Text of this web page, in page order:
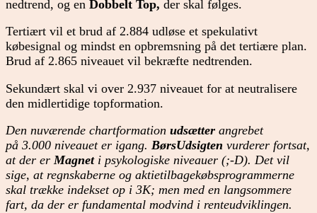
nedtrend, og en Dobbelt Top, der skal følges.
Tertiært vil et brud af 2.884 udløse et spekulativt
købesignal og mindst en opbremsning på det tertiære plan.
Brud af 2.865 niveauet vil bekræfte nedtrenden.
Sekundært skal vi over 2.937 niveauet for at neutralisere
den midlertidige topformation.
Den nuværende chartformation udsætter angrebet
på 3.000 niveauet er igang. BørsUdsigten vurderer fortsat,
at der erMagneti psykologiske niveauer (;-D). Det vil
sige, at regnskaberne og aktietilbagekøbsprogrammerne
skal trække indekset op i 3K; men med en langsommere
fart, da der er fundamental modvind i renteudviklingen.